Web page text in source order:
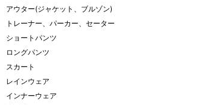
アウター(ジャケット、ブルゾン)
トレーナー、パーカー、セーター
ショートパンツ
ロングパンツ
スカート
レインウェア
インナーウェア